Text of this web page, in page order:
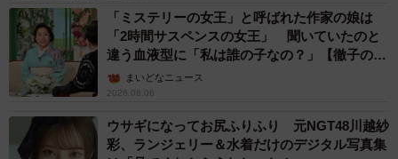
「ミステリーの女王」と呼ばれた作家の娘は
「2時間サスペンスの女王」 聞いていたのと
違う血液型に「私は誰の子なの？」【徹子の部
屋】まいどなニュース
2026.08.06
ウサギになってお尻ふりふり 元NGT48川越紗
彩、ランジェリー＆水着だけのデジタル写真集